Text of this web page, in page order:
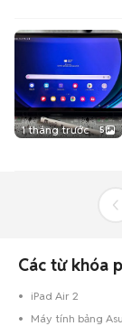
1 tháng trước 5
Các từ khóa
iPad Air 2
Máy tính bảng